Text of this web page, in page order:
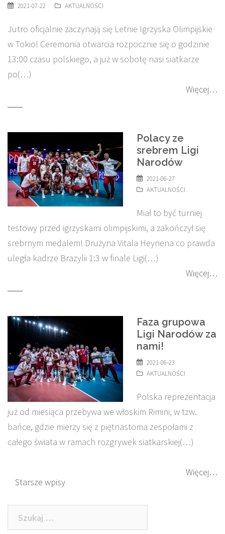
2021-07-22 AKTUALNOŚCI
Jutro oficjalnie zaczynają się Letnie Igrzyska Olimpijskie
w Tokio! Ceremonia otwarcia rozpocznie się o godzinie
13:00 czasu polskiego, a już w sobotę nasi siatkarze
po(…)
Więcej…
Polacy ze
srebrem Ligi
Narodów
2021-06-27
AKTUALNOŚCI
Miał to być turniej
testowy przed igrzyskami olimpijskimi, a zakończył się
srebrnym medalem! Drużyna Vitala Heynena co prawda
uległa kadrze Brazylii 1:3 w finale Ligi(…)
Więcej…
Faza grupowa
Ligi Narodów za
nami!
2021-06-23
AKTUALNOŚCI
Polska reprezentacja
już od miesiąca przebywa we włoskim Rimini, w tzw.
bańce, gdzie mierzy się z piętnastoma zespołami z
całego świata w ramach rozgrywek siatkarskiej(…)
Więcej…
Nawigacja
po
wpisach
Starsze wpisy
Szukaj: